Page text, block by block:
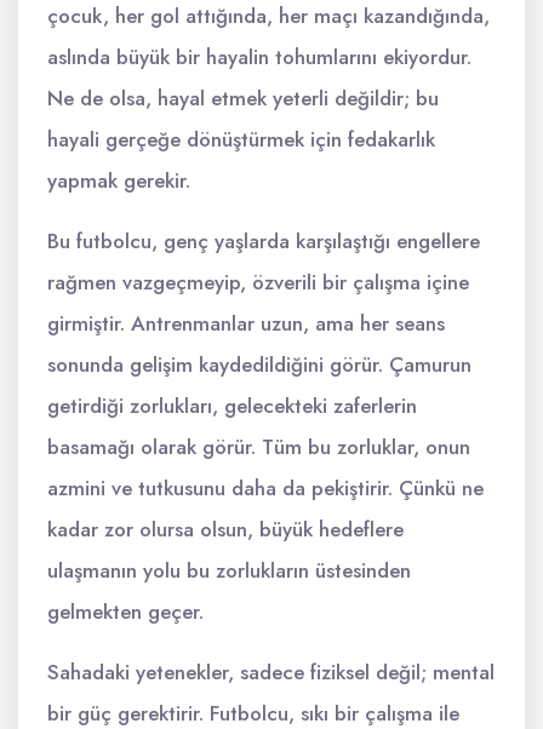
çocuk, her gol attığında, her maçı kazandığında,
aslında büyük bir hayalin tohumlarını ekiyordur.
Ne de olsa, hayal etmek yeterli değildir; bu
hayali gerçeğe dönüştürmek için fedakarlık
yapmak gerekir.
Bu futbolcu, genç yaşlarda karşılaştığı engellere
rağmen vazgeçmeyip, özverili bir çalışma içine
girmiştir. Antrenmanlar uzun, ama her seans
sonunda gelişim kaydedildiğini görür. Çamurun
getirdiği zorlukları, gelecekteki zaferlerin
basamağı olarak görür. Tüm bu zorluklar, onun
azmini ve tutkusunu daha da pekiştirir. Çünkü ne
kadar zor olursa olsun, büyük hedeflere
ulaşmanın yolu bu zorlukların üstesinden
gelmekten geçer.
Sahadaki yetenekler, sadece fiziksel değil; mental
bir güç gerektirir. Futbolcu, sıkı bir çalışma ile